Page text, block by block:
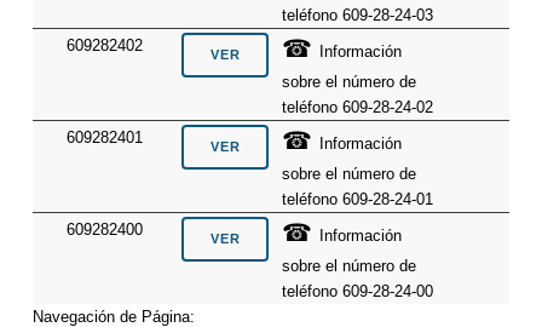
teléfono 609-28-24-03
609282402
☎ Información
sobre el número de
teléfono 609-28-24-02
609282401
☎ Información
sobre el número de
teléfono 609-28-24-01
609282400
☎ Información
sobre el número de
teléfono 609-28-24-00
Navegación de Página: